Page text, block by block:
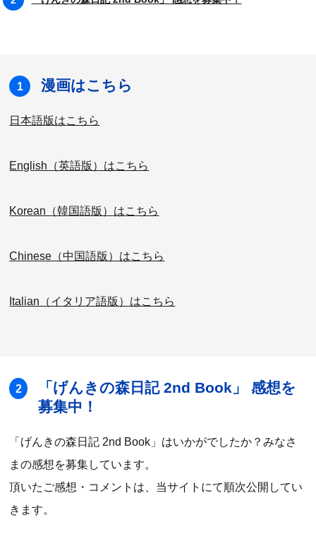
1 漫画はこちら
日本語版はこちら
English（英語版）はこちら
Korean（韓国語版）はこちら
Chinese（中国語版）はこちら
Italian（イタリア語版）はこちら
2
「げんきの森日記 2nd Book」 感想を
募集中！
「げんきの森日記 2nd Book」はいかがでしたか？みなさ
まの感想を募集しています。
頂いたご感想・コメントは、当サイトにて順次公開してい
きます。